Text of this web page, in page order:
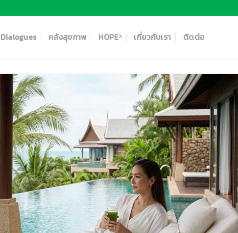
Dialogues คลังสุขภาพ HOPEˣ เกี่ยวกับเรา ติดต่อ